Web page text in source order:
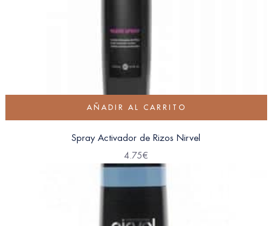
AÑADIR AL CARRITO
Spray Activador de Rizos Nirvel
4.75€